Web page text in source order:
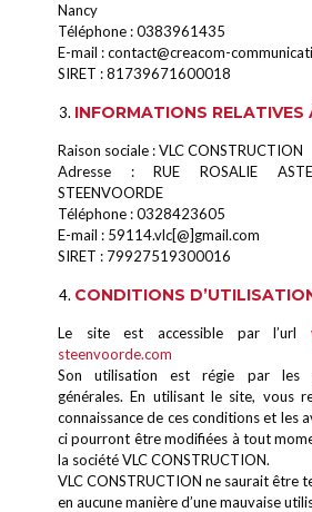
Nancy
Téléphone : 0383961435
E-mail : contact@creacom-
SIRET : 81739671600018
INFORMATIONS RELATIVES
Raison sociale : VLC CONSTRUCTION
Adresse : RUE ROSALIE
STEENVOORDE
Téléphone : 0328423605
E-mail : 59114.vlc[@]gmail.com
SIRET : 79927519300016
CONDITIONS
Le site est accessible par l’url
steenvoorde.com
Son utilisation est régie par les
générales. En utilisant le site, vous
connaissance de ces conditions et les
ci pourront être modifiées à tout
la société VLC CONSTRUCTION.
VLC CONSTRUCTION ne saurait être
en aucune manière d’une mauvaise